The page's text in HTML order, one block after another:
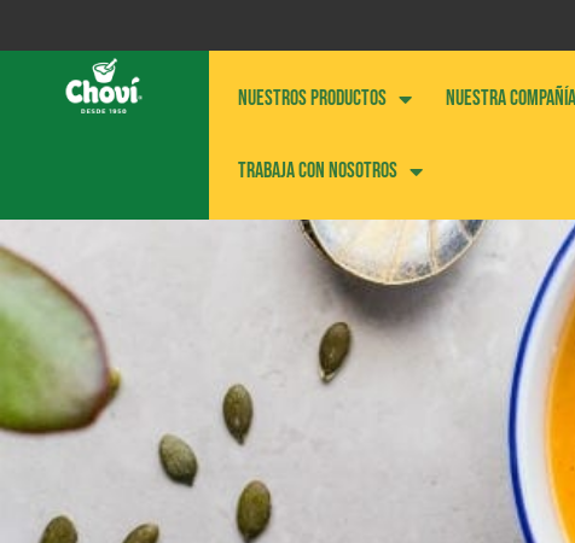
NUESTROS PRODUCTOS NUESTRA COMPAÑÍA
Trabaja con nosotros